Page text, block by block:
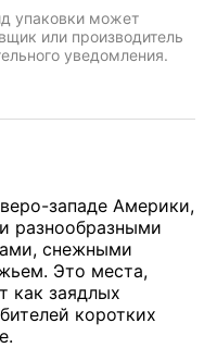
упаковки может
или производитель
уведомления.
западе Америки,
разнообразными
снежными
Это места,
как заядлых
коротких